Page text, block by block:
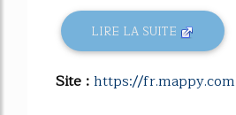
LIRE LA SUITE
Site :https://fr.mappy.com